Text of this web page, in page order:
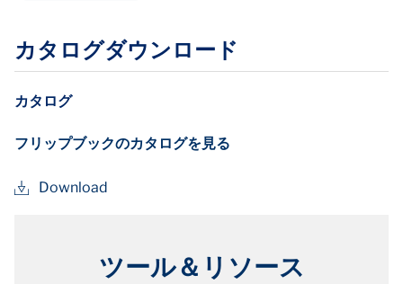
カタログダウンロード
カタログ
フリップブックのカタログを見る
Download
ツール＆リソース